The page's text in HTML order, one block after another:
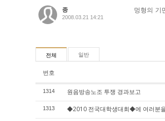
종
2008.03.21 14:21
멍형의 기
전체 일반
번호
1314 원음방송노조 투쟁 경과보고
1313 ◆2010 전국대학생대회◆에 여러분